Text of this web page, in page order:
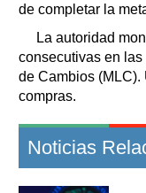
de completar la
La autoridad
consecutivas en
de Cambios (MLC).
compras.
Noticias